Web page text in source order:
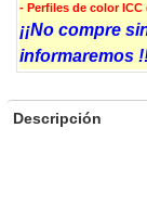
- Perfiles de color
¡¡No compre
informaremos
Descripción